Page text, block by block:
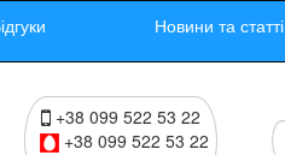
Новини та статті
+38 099 522 53 22
+38 099 522 53 22